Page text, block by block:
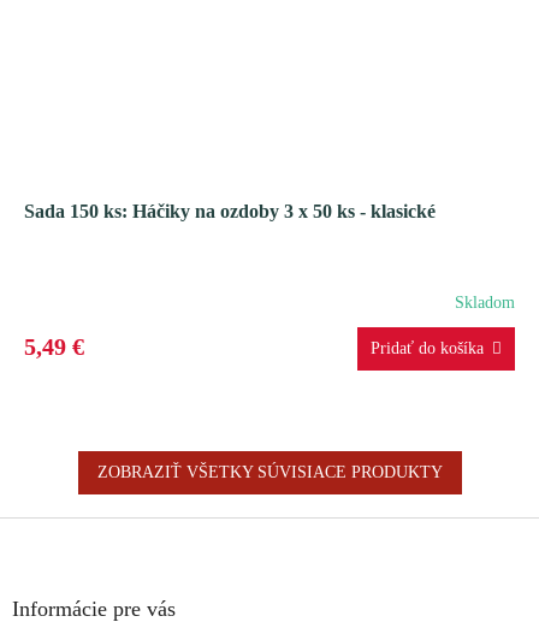
Sada 150 ks: Háčiky na ozdoby 3 x 50 ks - klasické
Skladom
5,49 €
ZOBRAZIŤ VŠETKY SÚVISIACE PRODUKTY
Informácie pre vás